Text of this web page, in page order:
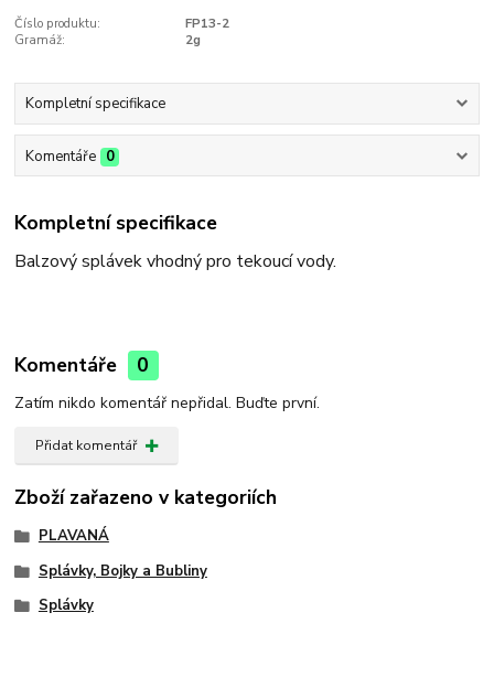
Číslo produktu:
FP13-2
Gramáž:
2g
Kompletní specifikace
Komentáře 0
Kompletní specifikace
Balzový splávek vhodný pro tekoucí vody.
Komentáře 0
Zatím nikdo komentář nepřidal. Buďte první.
Přidat komentář
Zboží zařazeno v kategoriích
PLAVANÁ
Splávky, Bojky a Bubliny
Splávky